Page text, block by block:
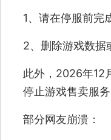
1、请在停服前完
2、删除游戏数据
此外，2026年12
停止游戏售卖服务
部分网友崩溃：